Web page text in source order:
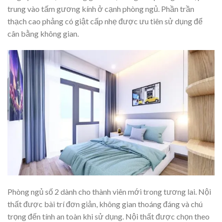
trung vào tấm gương kính ở cạnh phòng ngủ. Phần trần
thạch cao phảng có giật cấp nhẹ được ưu tiên sử dụng để
cân bằng không gian.
Phòng ngủ số 2 dành cho thành viên mới trong tương lai. Nội
thất được bài trí đơn giản, không gian thoáng đáng và chú
trọng đến tính an toàn khi sử dụng. Nội thất được chọn theo